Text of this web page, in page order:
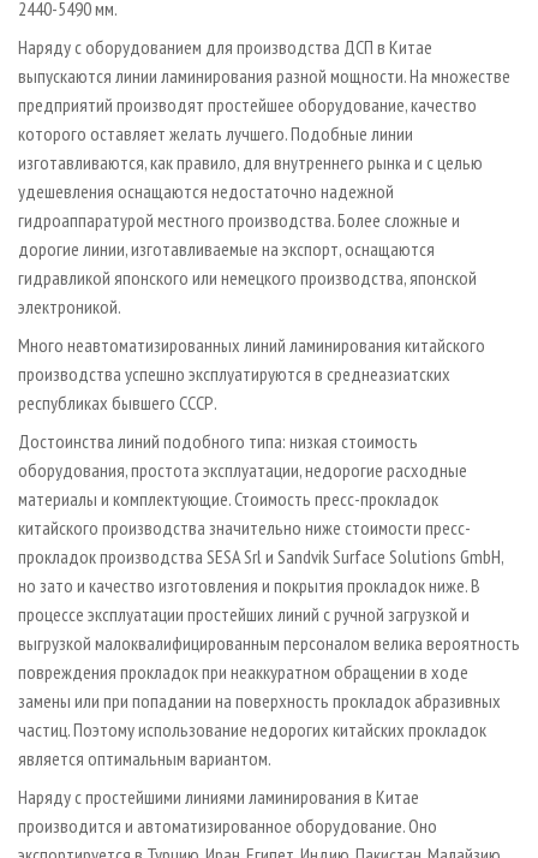
2440-5490 мм.
Наряду с оборудованием для производства ДСП в Китае
выпускаются линии ламинирования разной мощности. На множестве
предприятий производят простейшее оборудование, качество
которого оставляет желать лучшего. Подобные линии
изготавливаются, как правило, для внутреннего рынка и с целью
удешевления оснащаются недостаточно надежной
гидроаппаратурой местного производства. Более сложные и
дорогие линии, изготавливаемые на экспорт, оснащаются
гидравликой японского или немецкого производства, японской
электроникой.
Много неавтоматизированных линий ламинирования китайского
производства успешно эксплуатируются в среднеазиатских
республиках бывшего СССР.
Достоинства линий подобного типа: низкая стоимость
оборудования, простота эксплуатации, недорогие расходные
материалы и комплектующие. Стоимость пресс-прокладок
китайского производства значительно ниже стоимости пресс-
прокладок производства SESA Srl и Sandvik Surface Solutions GmbH,
но зато и качество изготовления и покрытия прокладокниже. В
процессе эксплуатации простейших линий с ручной загрузкой и
выгрузкой малоквалифицированным персоналом велика вероятность
повреждения прокладок при неаккуратном обращении в ходе
замены или при попадании на поверхность прокладок абразивных
частиц. Поэтому использование недорогих китайских прокладок
является оптимальным вариантом.
Наряду с простейшими линиями ламинирования в Китае
производится и автоматизированное оборудование. Оно